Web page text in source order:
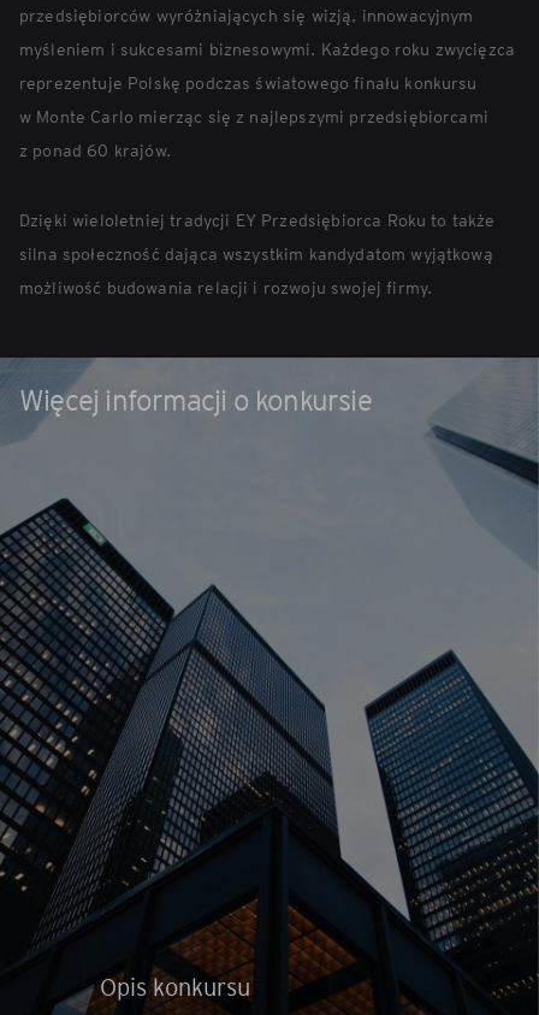
przedsiębiorców wyróżniających się wizją, innowacyjnym
myśleniem i sukcesami biznesowymi. Każdego roku zwycięzca
reprezentuje Polskę podczas światowego finału konkursu
w Monte Carlo mierząc się z najlepszymi przedsiębiorcami
z ponad 60 krajów.
Dzięki wieloletniej tradycji EY Przedsiębiorca Roku to także
silna społeczność dająca wszystkim kandydatom wyjątkową
możliwość budowania relacji i rozwoju swojej firmy.
Więcej informacji o konkursie
Opis konkursu